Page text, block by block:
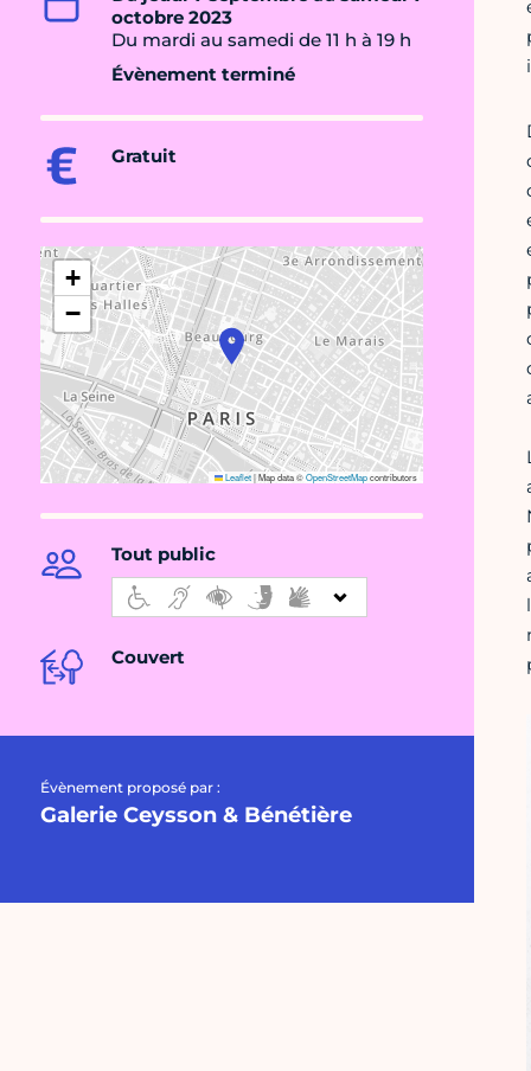
octobre 2023
Du mardi au samedi de 11 h à 19 h
Évènement terminé
Gratuit
+
−
Leaflet|Map data ©OpenStreetMapcontributors
Tout public
Couvert
Évènement proposé par :
Galerie Ceysson & Bénétière